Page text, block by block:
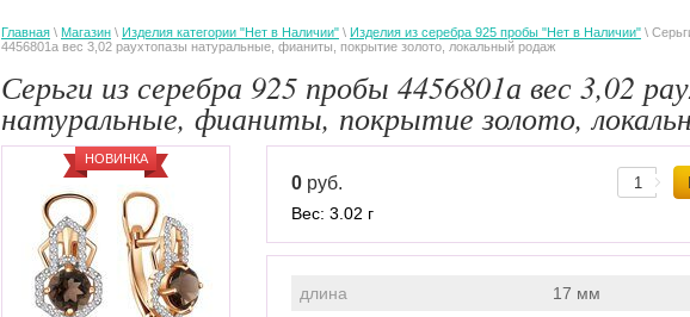
Главная \ Магазин \ Изделия категории "Нет в Наличии" \ Изделия из серебра 925 пробы "Нет в Наличии" \
4456801а вес 3,02 раухтопазы натуральные, фианиты, покрытие золото, локальный родаж
Серьги из серебра 925 пробы 4456801а вес 3,02
натуральные, фианиты, покрытие золото,
НОВИНКА
0 руб.
Вес: 3.02 г
длина
17 мм